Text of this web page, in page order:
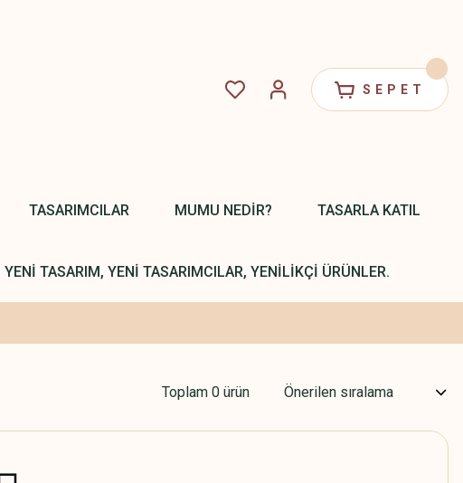
SEPET
TASARIMCILAR MUMU NEDİR? TASARLA KATIL
YENİ TASARIM, YENİ TASARIMCILAR, YENİLİKÇİ ÜRÜNLER.
Toplam 0 ürün